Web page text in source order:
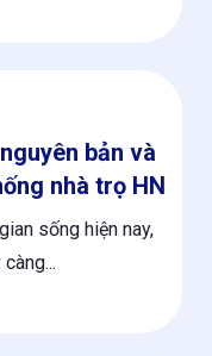
bản và
nhà trọ HN
sống hiện nay,